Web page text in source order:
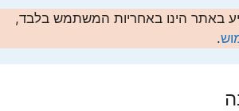
באתר הינו באחריות המשתמש בלבד,
.